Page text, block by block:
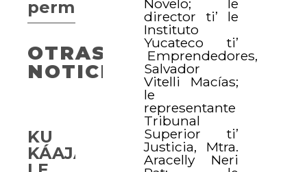
director ti’ le
Instituto
Yucateco ti’
Emprendedores,
Salvador
Vitelli Macías;
le
representante
Tribunal
Superior ti’
Justicia, Mtra.
Aracelly Neri
permanentes
OTRAS
NOTICIAS
KU
KÁAJAL